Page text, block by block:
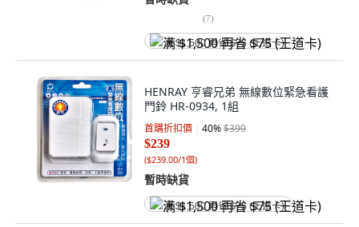
(7)
满 $1,500 再省 $75 (王道卡)
HENRAY 亨睿兄弟 無線數位緊急看護
門鈴 HR-0934, 1組
首購折扣價 40%$399
$239
($239.00/1個)
暫時缺貨
满 $1,500 再省 $75 (王道卡)